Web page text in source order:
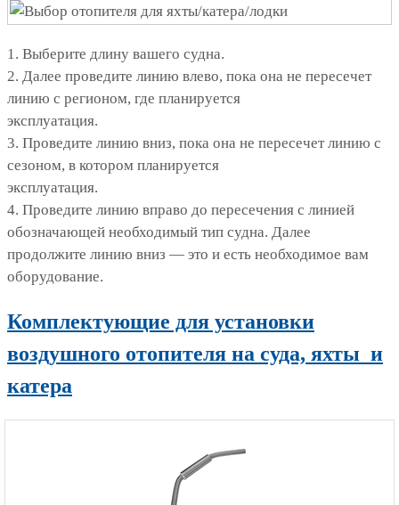
1. Выберите длину вашего судна.
2. Далее проведите линию влево, пока она не пересечет
линию с регионом, где планируется
эксплуатация.
3. Проведите линию вниз, пока она не пересечет линию с
сезоном, в котором планируется
эксплуатация.
4. Проведите линию вправо до пересечения с линией
обозначающей необходимый тип судна. Далее
продолжите линию вниз — это и есть необходимое вам
оборудование.
Комплектующие для установки
воздушного отопителя на суда, яхты и
катера